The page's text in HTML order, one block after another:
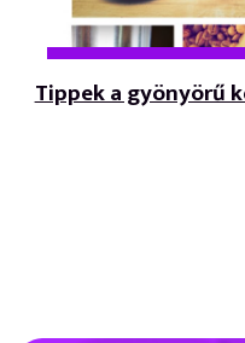
Tippek a gyönyörű